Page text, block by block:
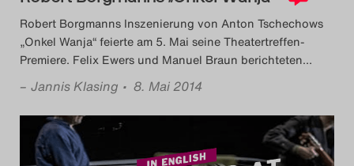
Robert Borgmanns Inszenierung von Anton Tschechows
„Onkel Wanja“ feierte am 5. Mai seine Theatertreffen-
Premiere. Felix Ewers und Manuel Braun berichteten…
– Jannis Klasing • 8. Mai 2014